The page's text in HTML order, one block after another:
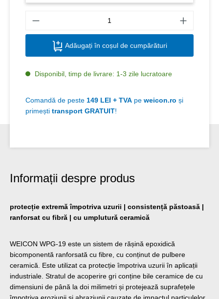
Adăugați în coșul de cumpărături
Disponibil, timp de livrare: 1-3 zile lucratoare
Comandă de peste 149 LEI + TVA pe weicon.ro și
primești transport GRATUIT!
Informații despre produs
protecție extremă împotriva uzurii | consistență păstoasă |
ranforsat cu fibră | cu umplutură ceramică
WEICON WPG-19 este un sistem de rășină epoxidică
bicomponentă ranforsată cu fibre, cu conținut de pulbere
ceramică. Este utilizat ca protecție împotriva uzurii în aplicații
industriale. Stratul de acoperire gri conține bile ceramice de cu
dimensiuni de până la doi milimetri și protejează suprafețele